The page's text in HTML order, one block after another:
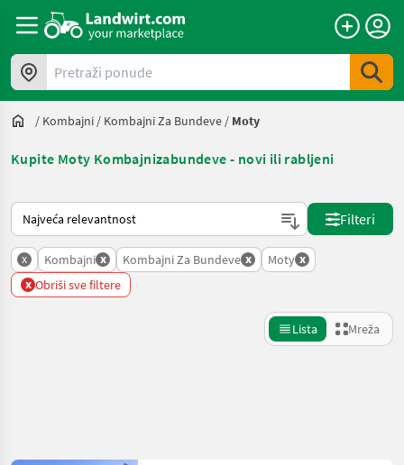
Pretraži ponude
/ Kombajni / Kombajni Za Bundeve / Moty
Kupite Moty Kombajnizabundeve - novi ili rabljeni
Način na koji sortira Landwirt.com
Filteri
x Kombajni x Kombajni Za Bundeve x Moty x
x Obriši sve filtere
Lista Mreža